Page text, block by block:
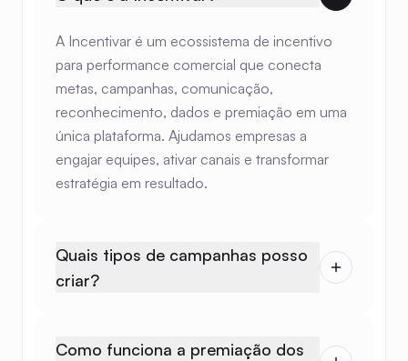
A Incentivar é um ecossistema de incentivo
para performance comercial que conecta
metas, campanhas, comunicação,
reconhecimento, dados e premiação em uma
única plataforma. Ajudamos empresas a
engajar equipes, ativar canais e transformar
estratégia em resultado.
Quais tipos de campanhas posso
criar?
Como funciona a premiação dos